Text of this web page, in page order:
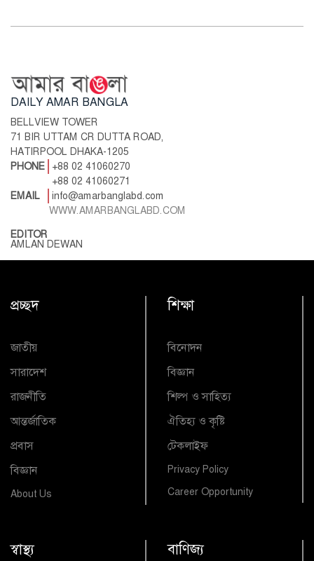
DAILY AMAR BANGLA
BELLVIEW TOWER
71 BIR UTTAM CR DUTTA ROAD,
HATIRPOOL DHAKA-1205
PHONE
+88 02 41060270
+88 02 41060271
EMAIL
info@amarbanglabd.com
WWW.AMARBANGLABD.COM
EDITOR
AMLAN DEWAN
প্রচ্ছদ
জাতীয়
সারাদেশ
রাজনীতি
আন্তর্জাতিক
প্রবাস
বিজ্ঞান
About Us
শিক্ষা
বিনোদন
বিজ্ঞান
শিল্প ও সাহিত্য
ঐতিহ্য ও কৃষ্টি
টেকলাইফ
Privacy Policy
Career Opportunity
স্বাস্থ্য বাণিজ্য